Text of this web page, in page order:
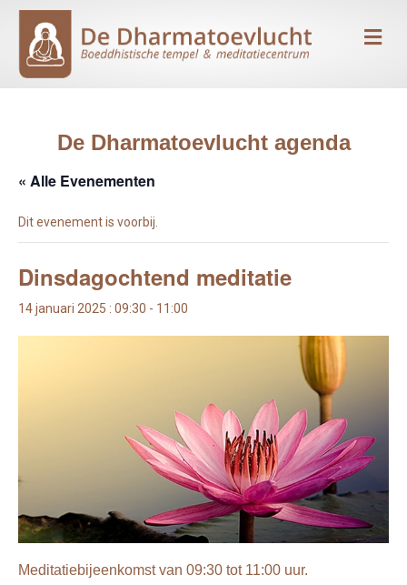
De Dharmatoevlucht agenda
« Alle Evenementen
Dit evenement is voorbij.
Dinsdagochtend meditatie
14 januari 2025 : 09:30 - 11:00
Meditatiebijeenkomst van 09:30 tot 11:00 uur.